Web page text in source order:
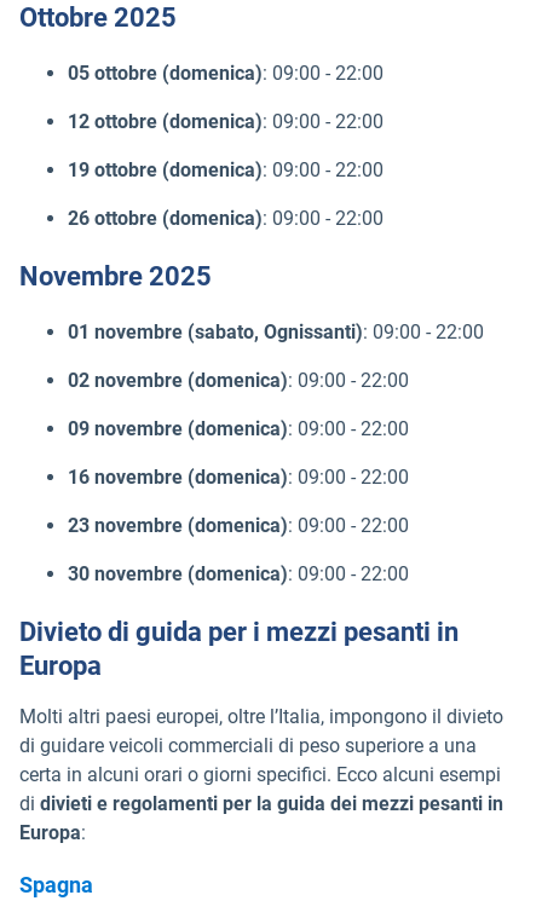
Ottobre 2025
05 ottobre (domenica): 09:00 - 22:00
12 ottobre (domenica): 09:00 - 22:00
19 ottobre (domenica): 09:00 - 22:00
26 ottobre (domenica): 09:00 - 22:00
Novembre 2025
01 novembre (sabato, Ognissanti): 09:00 - 22:00
02 novembre (domenica): 09:00 - 22:00
09 novembre (domenica): 09:00 - 22:00
16 novembre (domenica): 09:00 - 22:00
23 novembre (domenica): 09:00 - 22:00
30 novembre (domenica): 09:00 - 22:00
Divieto di guida per i mezzi pesanti in
Europa
Molti altri paesi europei, oltre l’Italia, impongono il divieto
di guidare veicoli commerciali di peso superiore a una
certa in alcuni orari o giorni specifici. Ecco alcuni esempi
di divieti e regolamenti per la guida dei mezzi pesanti in
Europa:
Spagna